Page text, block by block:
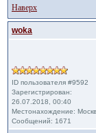
Наверх
woka
ID пользователя #9592
Зарегистрирован:
26.07.2018, 00:40
Местонахождение:
Сообщений: 1671